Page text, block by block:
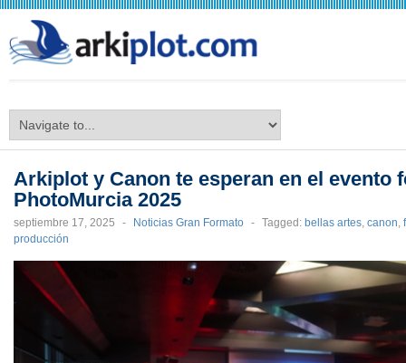
Arkiplot y Canon te esperan en el evento
PhotoMurcia 2025
septiembre 17, 2025 - Noticias Gran Formato - Tagged: bellas artes, canon,
producción